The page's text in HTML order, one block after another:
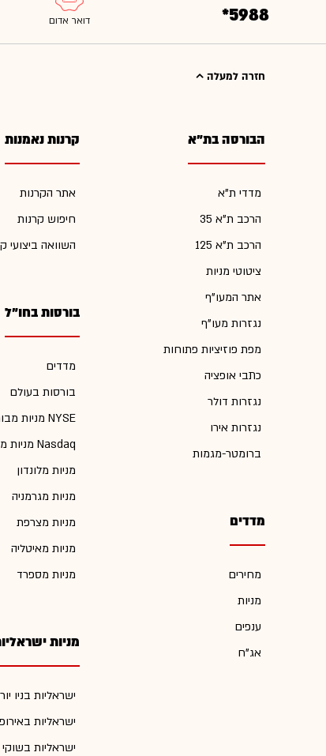
*5988
חזרה למעלה
הבורסה בת"א
מדדי ת"א
הרכב ת"א 35
הרכב ת"א 125
ציטוטי מניות
אתר המעו"ף
נגזרות מעו"ף
מפת פוזיציות פתוחות
כתבי אופציה
נגזרות דולר
נגזרות אירו
ברומטר-מגמות
מדדים
מחירים
מניות
ענפים
אג"ח
קרנות נאמנות
אתר הקרנות
חיפוש קרנות
השוואה ביצועי
בורסות בחו"ל
מדדים
בורסות בעולם
מניות מבורסת NYSE
מניות מבורסת Nasdaq
מניות מלונדון
מניות מגרמניה
מניות מצרפת
מניות מאיטליה
מניות מספרד
מניות
ישראליות בניו
ישראליות
ישראליות